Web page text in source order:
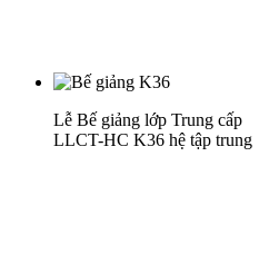
Lễ Bế giảng lớp Trung cấp
LLCT-HC K36 hệ tập trung